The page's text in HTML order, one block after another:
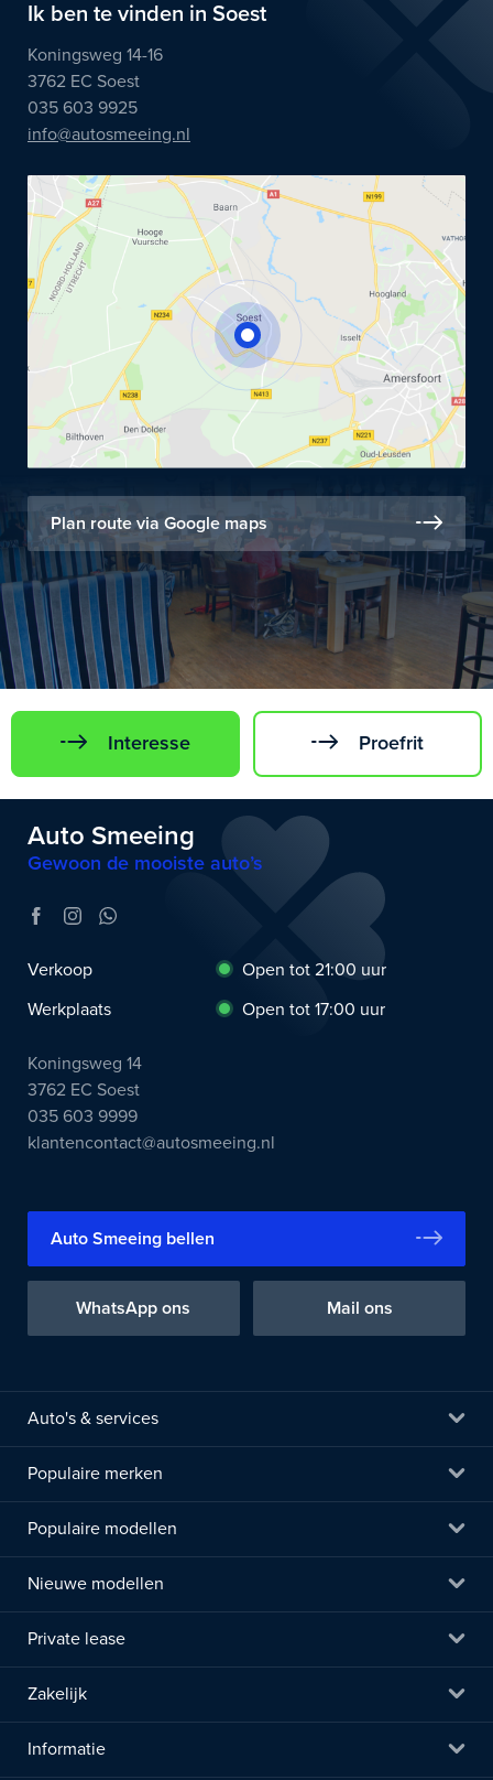
Ik ben te vinden in Soest
Koningsweg 14-16
3762 EC Soest
035 603 9925
info@autosmeeing.nl
Plan route via Google maps
Interesse Proefrit
Auto Smeeing
Gewoon de mooiste auto’s
Verkoop
Open tot 21:00 uur
Werkplaats
Open tot 17:00 uur
Koningsweg 14
3762 EC Soest
035 603 9999
klantencontact@autosmeeing.nl
Auto Smeeing bellen
WhatsApp ons Mail ons
Auto's & services
Populaire merken
Populaire modellen
Nieuwe modellen
Private lease
Zakelijk
Informatie